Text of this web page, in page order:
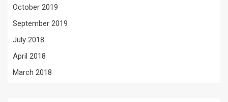
October 2019
September 2019
July 2018
April 2018
March 2018